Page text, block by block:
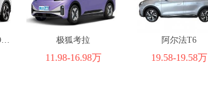
极狐 阿尔法T(ARCFOX αT) 极狐考拉
11.98-16.98万
阿尔法T6
19.58-19.58万